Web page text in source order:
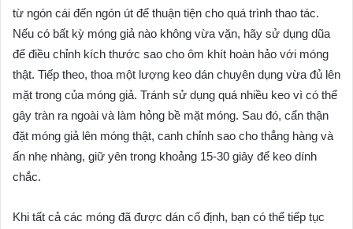
từ ngón cái đến ngón út để thuận tiện cho quá trình thao tác.
Nếu có bất kỳ móng giả nào không vừa vặn, hãy sử dụng dũa
để điều chỉnh kích thước sao cho ôm khít hoàn hảo với móng
thật. Tiếp theo, thoa một lượng keo dán chuyên dụng vừa đủ lên
mặt trong của móng giả. Tránh sử dụng quá nhiều keo vì có thể
gây tràn ra ngoài và làm hỏng bề mặt móng. Sau đó, cẩn thận
đặt móng giả lên móng thật, canh chỉnh sao cho thẳng hàng và
ấn nhẹ nhàng, giữ yên trong khoảng 15-30 giây để keo dính
chắc.
Khi tất cả các móng đã được dán cố định, bạn có thể tiếp tục